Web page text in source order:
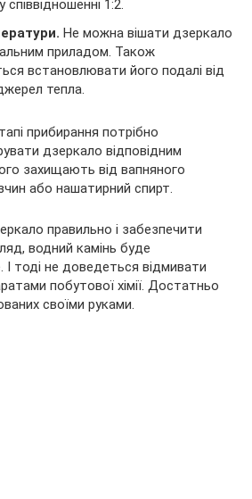
1:2.
Не можна вішати дзеркало
приладом. Також
встановлювати його подалі від
тепла.
прибирання потрібно
дзеркало відповідним
захищають від вапняного
або нашатирний спирт.
правильно і забезпечити
водний камінь буде
тоді не доведеться відмивати
побутової хімії. Достатньо
своїми руками.